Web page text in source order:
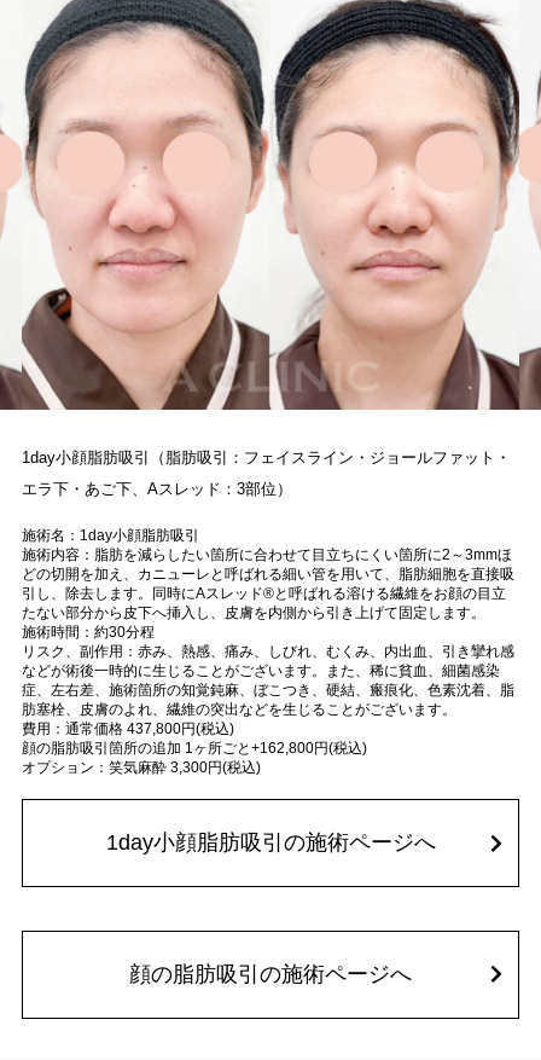
1day小顔脂肪吸引（脂肪吸引：フェイスライン・ジョールファット・
エラ下・あご下、Aスレッド：3部位）
施術名：1day小顔脂肪吸引
施術内容：脂肪を減らしたい箇所に合わせて目立ちにくい箇所に2～3mmほ
どの切開を加え、カニューレと呼ばれる細い管を用いて、脂肪細胞を直接吸
引し、除去します。同時にAスレッド®と呼ばれる溶ける繊維をお顔の目立
たない部分から皮下へ挿入し、皮膚を内側から引き上げて固定します。
施術時間：約30分程
リスク、副作用：赤み、熱感、痛み、しびれ、むくみ、内出血、引き攣れ感
などが術後一時的に生じることがございます。また、稀に貧血、細菌感染
症、左右差、施術箇所の知覚鈍麻、ぼこつき、硬結、瘢痕化、色素沈着、脂
肪塞栓、皮膚のよれ、繊維の突出などを生じることがございます。
費用：通常価格 437,800円(税込)
顔の脂肪吸引箇所の追加 1ヶ所ごと+162,800円(税込)
オプション：笑気麻酔 3,300円(税込)
1day小顔脂肪吸引の施術ページへ
顔の脂肪吸引の施術ページへ